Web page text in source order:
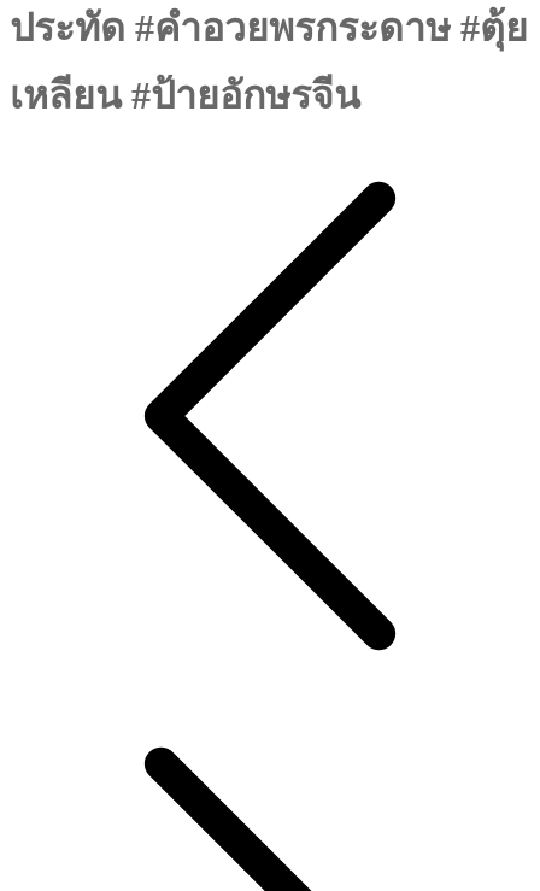
ประทัด #คำอวยพรกระดาษ #ตุ้ย
เหลียน #ป้ายอักษรจีน